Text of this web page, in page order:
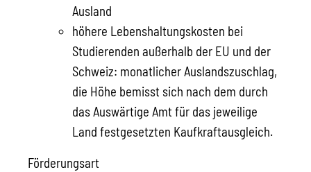
Ausland
höhere Lebenshaltungskosten bei
Studierenden außerhalb der EU und der
Schweiz: monatlicher Auslandszuschlag,
die Höhe bemisst sich nach dem durch
das Auswärtige Amt für das jeweilige
Land festgesetzten Kaufkraftausgleich.
Förderungsart